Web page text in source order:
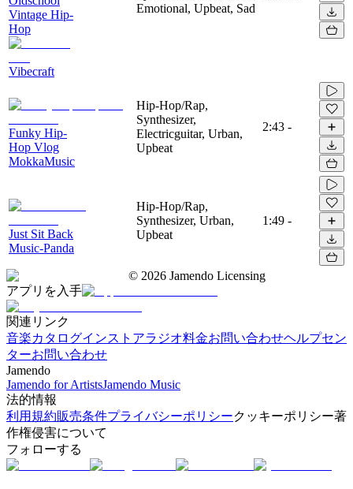
Vintage Hip-
Hop
Vibecraft
Emotional, Upbeat, Sad
Funky Hip-
Hop Vlog
MokkaMusic
Hip-Hop/Rap,
Synthesizer,
Electricguitar, Urban,
Upbeat
2:43 -
Just Sit Back
Music-Panda
Hip-Hop/Rap,
Synthesizer, Urban,
Upbeat
1:49 -
© 2026 Jamendo Licensing
アプリを入手
関連リンク
音楽カタログインストアラジオ料金お問い合わせヘルプセン
ターお問い合わせ
Jamendo
Jamendo for ArtistsJamendo Music
法的情報
利用規約販売条件プライバシーポリシークッキーポリシー著
作権侵害について
フォローする